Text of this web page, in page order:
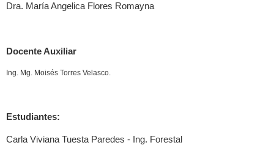
Dra. María Angelica Flores Romayna
Docente Auxiliar
Ing. Mg. Moisés Torres Velasco.
Estudiantes:
Carla Viviana Tuesta Paredes - Ing. Forestal